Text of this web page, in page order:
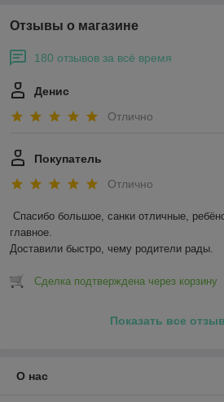
Отзывы о магазине
180 отзывов за всё время
Денис
Отлично
Покупатель
Отлично
Спасибо большое, санки отличные,
главное.
Доставили быстро, чему родители рады.
Сделка подтверждена через корзину
Показать все
О нас